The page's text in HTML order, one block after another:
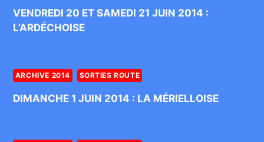
VENDREDI 20 ET SAMEDI 21 JUIN 2014 :
L’ARDÉCHOISE
ARCHIVE 2014 SORTIES ROUTE
DIMANCHE 1 JUIN 2014 : LA MÉRIELLOISE